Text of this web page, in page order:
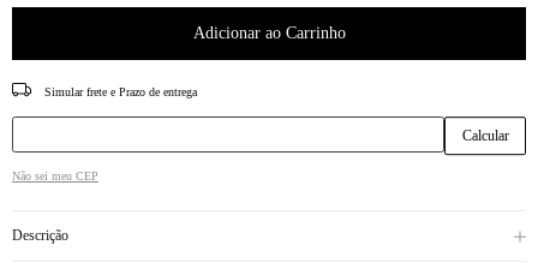
Adicionar ao Carrinho
CEP
Não sei meu CEP
Descrição